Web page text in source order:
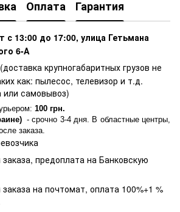
Оплата Гарантия
13:00 до 17:00, улица Гетьмана
6-А
(доставка крупногабаритных грузов не
как: пылесос, телевизор и т.д.
или самовывоз)
100 грн.
- срочно 3-4 дня. В областные центры,
заказа.
предоплата на Банковскую
на почтомат, оплата 100%+1 %